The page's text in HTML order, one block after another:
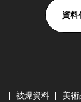
資料
被爆資料 美術